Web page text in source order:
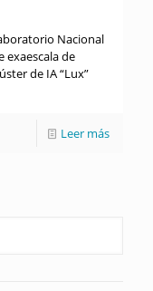
Nacional
exaescala de
de IA “Lux”
Leer más